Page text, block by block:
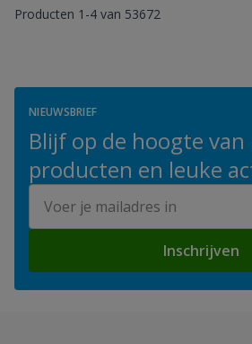
Producten 1 -4 van 53672
NIEUWSBRIEF
Blijf op de hoogte
producten en leuke
Inschrijven